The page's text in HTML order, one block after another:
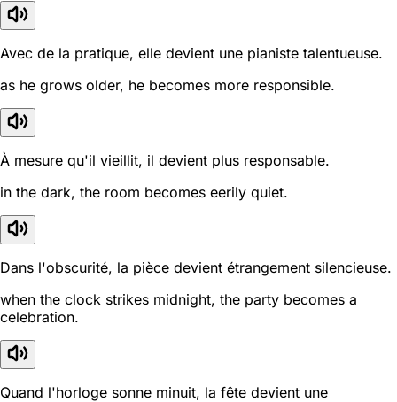
Avec de la pratique, elle devient une pianiste talentueuse.
as he grows older, he becomes more responsible.
À mesure qu'il vieillit, il devient plus responsable.
in the dark, the room becomes eerily quiet.
Dans l'obscurité, la pièce devient étrangement silencieuse.
when the clock strikes midnight, the party becomes a
celebration.
Quand l'horloge sonne minuit, la fête devient une